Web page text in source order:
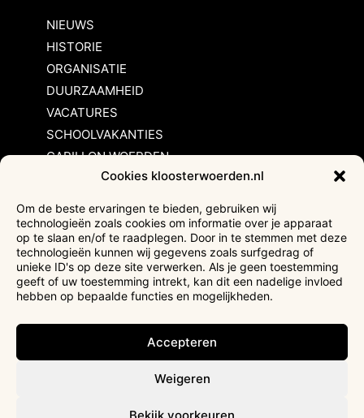
Cookies kloosterwoerden.nl
Om de beste ervaringen te bieden, gebruiken wij
technologieën zoals cookies om informatie over je apparaat
op te slaan en/of te raadplegen. Door in te stemmen met deze
technologieën kunnen wij gegevens zoals surfgedrag of
unieke ID's op deze site verwerken. Als je geen toestemming
geeft of uw toestemming intrekt, kan dit een nadelige invloed
hebben op bepaalde functies en mogelijkheden.
Accepteren
Weigeren
Bekijk voorkeuren
NIEUWS
HISTORIE
ORGANISATIE
DUURZAAMHEID
VACATURES
SCHOOLVAKANTIES
CARILLON WOERDEN
Inschrijvingsvoorwaarden
Bezoekersvoorwaarden
Huurvoorwaarden
Privacyverklaring
Ticketverkoop